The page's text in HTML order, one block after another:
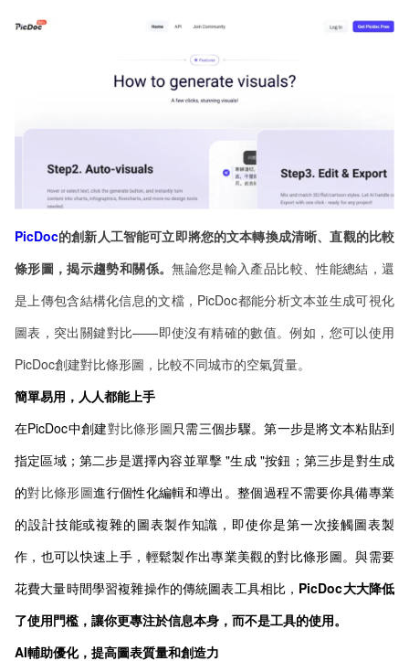
PicDoc的創新人工智能可立即將您的文本轉換成清晰、直觀的比較
條形圖，揭示趨勢和關係。無論您是輸入產品比較、性能總結，還
是上傳包含結構化信息的文檔，PicDoc都能分析文本並生成可視化
圖表，突出關鍵對比——即使沒有精確的數值。例如，您可以使用
PicDoc創建對比條形圖，比較不同城市的空氣質量。
簡單易用，人人都能上手
在PicDoc中創建對比條形圖只需三個步驟。第一步是將文本粘貼到
指定區域；第二步是選擇內容並單擊 "生成 "按鈕；第三步是對生成
的對比條形圖進行個性化編輯和導出。整個過程不需要你具備專業
的設計技能或複雜的圖表製作知識，即使你是第一次接觸圖表製
作，也可以快速上手，輕鬆製作出專業美觀的對比條形圖。與需要
花費大量時間學習複雜操作的傳統圖表工具相比， PicDoc大大降低
了使用門檻，讓你更專注於信息本身，而不是工具的使用。
AI輔助優化，提高圖表質量和創造力